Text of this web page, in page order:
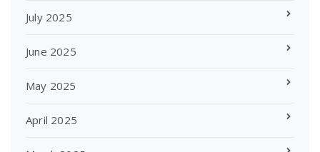
July 2025
June 2025
May 2025
April 2025